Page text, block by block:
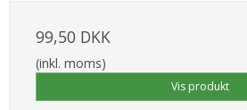
99,50 DKK
(inkl. moms)
Vis produkt